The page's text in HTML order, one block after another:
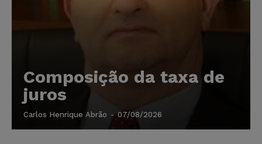
Composição da taxa de
juros
Carlos Henrique Abrão - 07/08/2026